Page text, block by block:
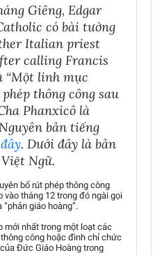
Giêng, Edgar
có bài tường
Italian priest
calling Francis
“Một linh mục
thông công sau
Phanxicô là
bản tiếng
đây. Dưới đây là bản
Ngữ.
bố rút phép thông công
vào tháng 12 trong đó ngài gọi
giáo hoàng”.
mới nhất trong một loạt các
công hoặc đình chỉ chức
Đức Giáo Hoàng trong